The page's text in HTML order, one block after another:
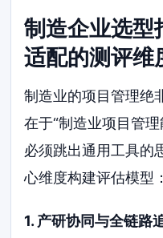
制造企业选型
适配的测评维
制造业的项目管理绝
在于“制造业项目管
必须跳出通用工具的
心维度构建评估模型：
1. 产研协同与全链路